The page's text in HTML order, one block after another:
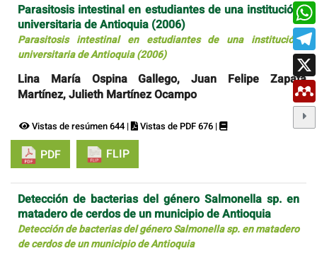
Parasitosis intestinal en estudiantes de una institución
universitaria de Antioquia (2006)
Parasitosis intestinal en estudiantes de una institución
universitaria de Antioquia (2006)
Lina María Ospina Gallego, Juan Felipe Zapata
Martínez, Julieth Martínez Ocampo
Vistas de resúmen 644 | Vistas de PDF 676 |
PDF FLIP
Detección de bacterias del género Salmonella sp. en
matadero de cerdos de un municipio de Antioquia
Detección de bacterias del género Salmonella sp. en matadero
de cerdos de un municipio de Antioquia